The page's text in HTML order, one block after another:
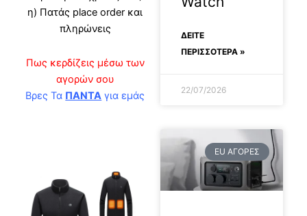
η) Πατάς place order και
πληρώνεις
Πως κερδίζεις μέσω των
αγορών σου
Βρες Τα ΠΑΝΤΑ για εμάς
ΔΕΊΤΕ
ΠΕΡΙΣΣΟΤΕΡΑ »
22/07/2026
EU ΑΓΟΡΕΣ